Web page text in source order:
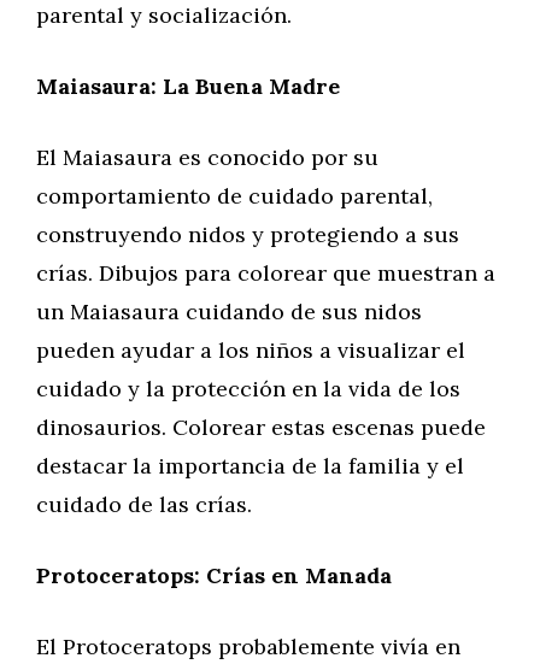
parental y socialización.
Maiasaura: La Buena Madre
El Maiasaura es conocido por su
comportamiento de cuidado parental,
construyendo nidos y protegiendo a sus
crías. Dibujos para colorear que muestran a
un Maiasaura cuidando de sus nidos
pueden ayudar a los niños a visualizar el
cuidado y la protección en la vida de los
dinosaurios. Colorear estas escenas puede
destacar la importancia de la familia y el
cuidado de las crías.
Protoceratops: Crías en Manada
El Protoceratops probablemente vivía en